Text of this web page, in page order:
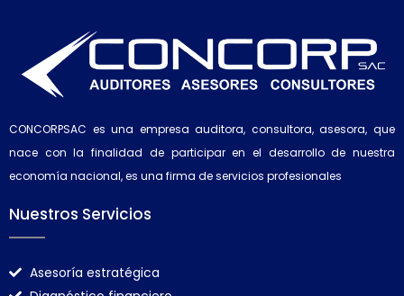
CONCORPSAC es una empresa auditora, consultora, asesora, que
nace con la finalidad de participar en el desarrollo de nuestra
economía nacional, es una firma de servicios profesionales
Nuestros Servicios
Asesoría estratégica